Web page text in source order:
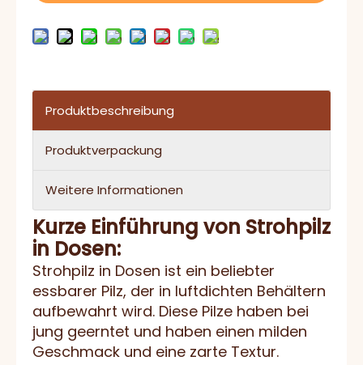
Produktbeschreibung
Produktverpackung
Weitere Informationen
Kurze Einführung von Strohpilz
in Dosen:
Strohpilz in Dosen ist ein beliebter
essbarer Pilz, der in luftdichten Behältern
aufbewahrt wird. Diese Pilze haben bei
jung geerntet und haben einen milden
Geschmack und eine zarte Textur.